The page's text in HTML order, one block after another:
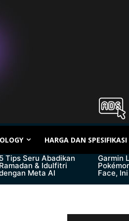
HARGA DAN SPESIFIKASI
Tips Seru Abadikan
& Idulfitri
Meta AI
Garmin
Face,